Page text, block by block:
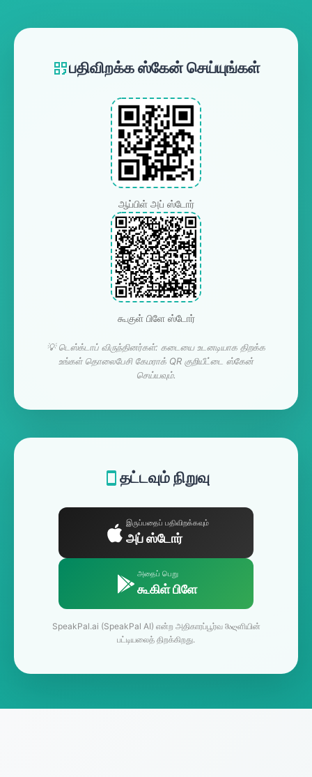
பதிவிறக்க ஸ்கேன் செய்யுங்கள்
ஆப்பிள் அப் ஸ்டோர்
கூகுள் பிளே ஸ்டோர்
💡 டெஸ்க்டாப் விருந்தினர்கள்: கடையை உடனடியாக திறக்க
உங்கள் தொலைபேசி கேமராக் QR குறியீட்டை ஸ்கேன்
செய்யவும்.
தட்டவும் நிறுவு
இருப்பதைப் பதிவிறக்கவும்
அப் ஸ்டோர்
அதைப் பெறு
கூகிள் பிளே
SpeakPal.ai (SpeakPal AI) என்ற அதிகாரப்பூர்வ მაღளியின்
பட்டியலைத் திறக்கிறது.